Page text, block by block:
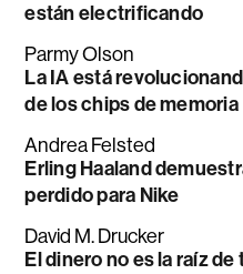
están electrificando
Parmy Olson
La IA está
de los chips de memoria
Andrea Felsted
Erling Haaland
perdido para Nike
David M. Drucker
El dinero no es la raíz